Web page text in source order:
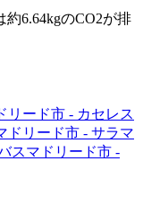
6.64kgのCO2が排
リード市 - カセレス
ドリード市 - サラマ
スマドリード市 -